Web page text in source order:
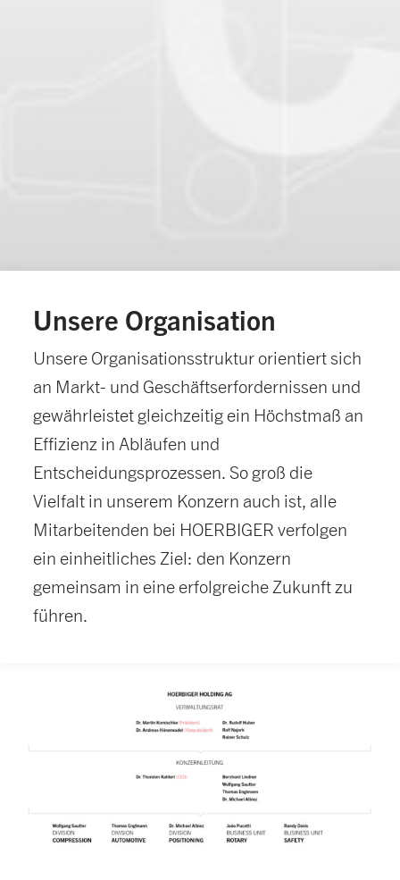
Unsere Organisation
Unsere Organisationsstruktur orientiert sich
an Markt- und Geschäftserfordernissen und
gewährleistet gleichzeitig ein Höchstmaß an
Effizienz in Abläufen und
Entscheidungsprozessen. So groß die
Vielfalt in unserem Konzern auch ist, alle
Mitarbeitenden bei HOERBIGER verfolgen
ein einheitliches Ziel: den Konzern
gemeinsam in eine erfolgreiche Zukunft zu
führen.